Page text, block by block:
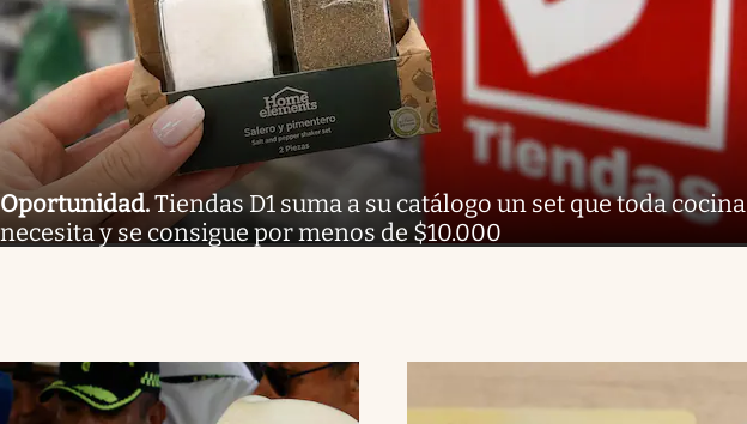
Oportunidad.Tiendas D1 suma a su catálogo un set que toda cocina
necesita y se consigue por menos de $10.000